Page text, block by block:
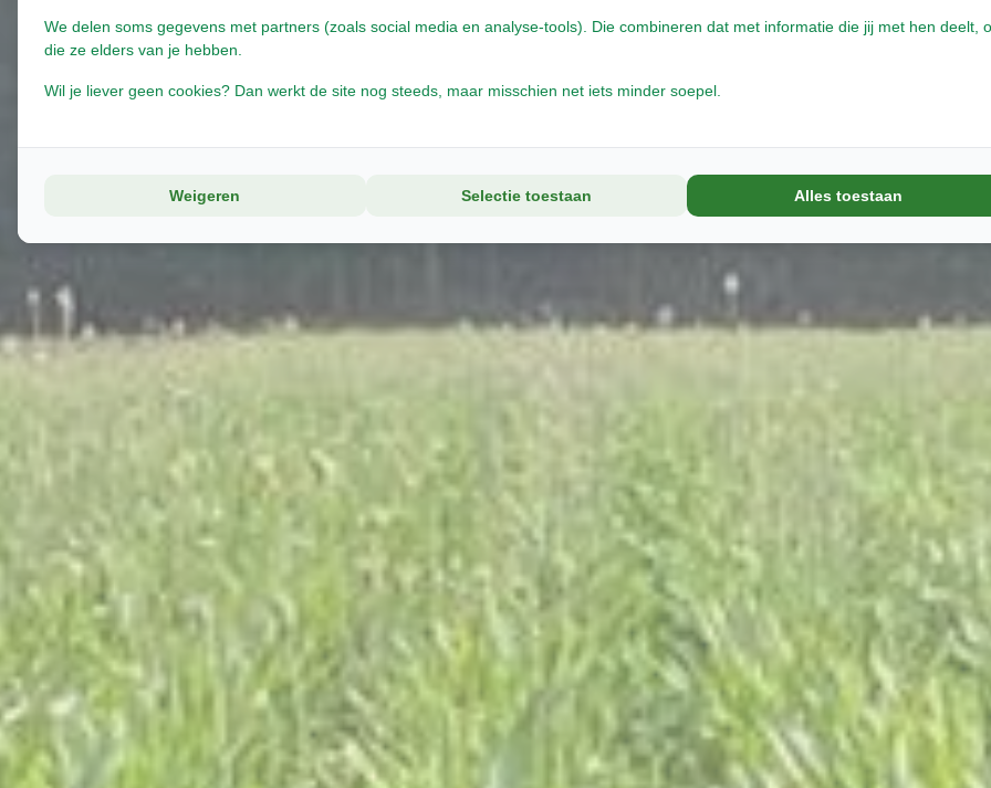
We delen soms gegevens met partners (zoals social media en analyse-tools). Die combineren dat met informatie die jij met hen deelt,
die ze elders van je hebben.
Wil je liever geen cookies? Dan werkt de site nog steeds, maar misschien net iets minder soepel.
Weigeren Selectie toestaan Alles toestaan